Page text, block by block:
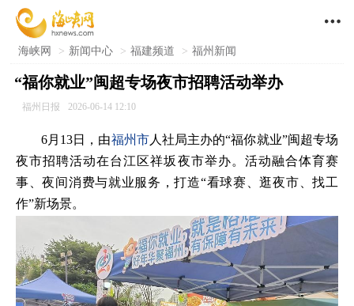

海峡网 > 新闻中心 > 福建频道 > 福州新闻
“福你就业”闽超专场夜市招聘活动举办
福州日报 2026-06-14 12:10
6月13日，由福州市人社局主办的“福你就业”闽超专场
夜市招聘活动在台江区祥坂夜市举办。活动融合体育赛
事、夜间消费与就业服务，打造“看球赛、逛夜市、找工
作”新场景。